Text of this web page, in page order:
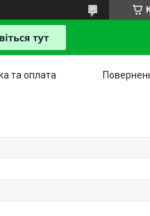
та оплата